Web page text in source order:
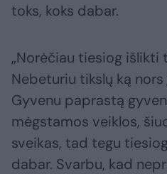
toks, koks dabar.
„Norėčiau tiesiog išlikti
Nebeturiu tikslų ką
Gyvenu paprastą
mėgstamos veiklos,
sveikas, tad tegu
dabar. Svarbu, kad